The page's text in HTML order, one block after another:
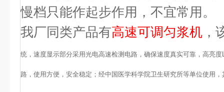
慢档只能作起步作用，不宜常用。
我厂同类产品有高速可调匀浆机 ，
统，速度显示部分采用光电高速检测电路，确保速度真实可靠，高亮
路，使用方便，安全稳定；经中国医学科学院卫生研究所等单位使用